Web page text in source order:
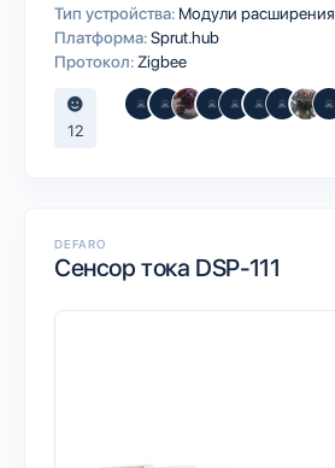
Тип устройства: Модули расширения
Платформа:Sprut.hub
Протокол: Zigbee
12
DEFARO
Сенсор тока DSP-111